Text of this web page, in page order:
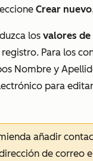
Crear nuevo
los valores de
Para los
Nombre y
para
añadir
de correo